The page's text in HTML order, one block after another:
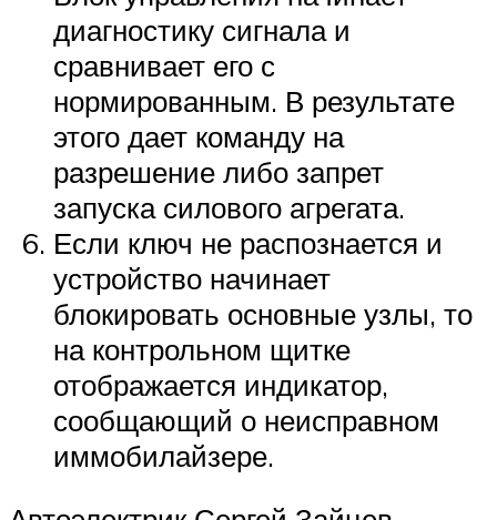
диагностику сигнала и
сравнивает его с
нормированным. В результате
этого дает команду на
разрешение либо запрет
запуска силового агрегата.
Если ключ не распознается и
устройство начинает
блокировать основные узлы, то
на контрольном щитке
отображается индикатор,
сообщающий о неисправном
иммобилайзере.